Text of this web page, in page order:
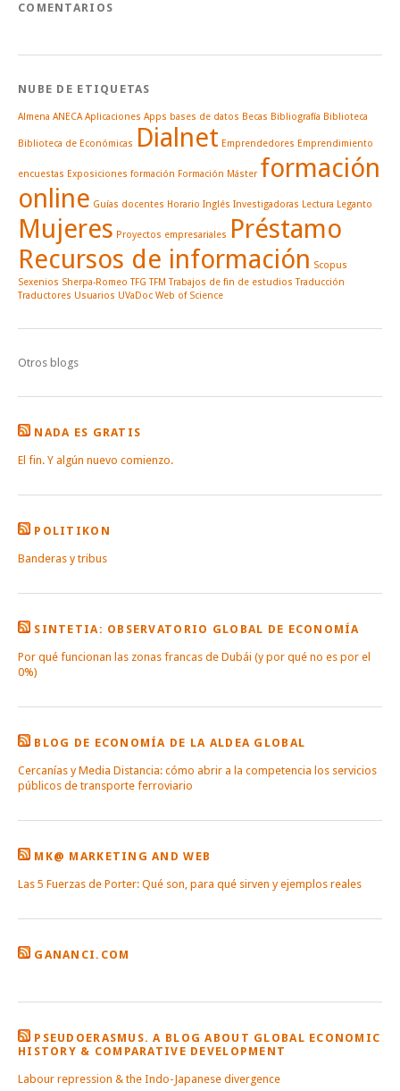
COMENTARIOS
NUBE DE ETIQUETAS
Almena ANECA Aplicaciones Apps bases de datos Becas Bibliografía Biblioteca
Biblioteca de Económicas Dialnet Emprendedores Emprendimiento
encuestas Exposiciones formación Formación Máster formación
online Guías docentes Horario Inglés Investigadoras Lectura Leganto
Mujeres Proyectos empresariales Préstamo
Recursos de información Scopus
Sexenios Sherpa-Romeo TFG TFM Trabajos de fin de estudios Traducción
Traductores Usuarios UVaDoc Web of Science
Otros blogs
NADA ES GRATIS
El fin. Y algún nuevo comienzo.
POLITIKON
Banderas y tribus
SINTETIA: OBSERVATORIO GLOBAL DE ECONOMÍA
Por qué funcionan las zonas francas de Dubái (y por qué no es por el
0%)
BLOG DE ECONOMÍA DE LA ALDEA GLOBAL
Cercanías y Media Distancia: cómo abrir a la competencia los servicios
públicos de transporte ferroviario
MK@ MARKETING AND WEB
Las 5 Fuerzas de Porter: Qué son, para qué sirven y ejemplos reales
GANANCI.COM
PSEUDOERASMUS. A BLOG ABOUT GLOBAL ECONOMIC
HISTORY & COMPARATIVE DEVELOPMENT
Labour repression & the Indo-Japanese divergence